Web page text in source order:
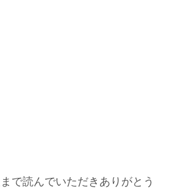
で読んでいただきありがとう